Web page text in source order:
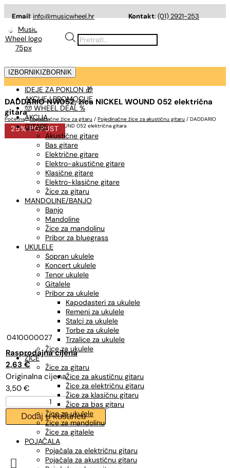
Email:info@musicwheel.hr Kontakt:(01) 2921-253
Products
search
IZBORNIK IZBORNIK
IDEJE ZA POKLON 🎁
AKCIJE I PROMOCIJE
🤠 WHEEL DEAL %
AKCIJA
GITARE
Akustične gitare
Bas gitare
Električne gitare
Elektro-akustične gitare
Klasične gitare
Elektro-klasične gitare
Žice za gitaru
MANDOLINE/BANJO
Banjo
Mandoline
Žice za mandolinu
Pribor za bluegrass
UKULELE
Sopran ukulele
Koncert ukulele
Tenor ukulele
Gitalele
Pribor za ukulele
Kapodasteri za ukulele
Remeni za ukulele
Stalci za ukulele
Torbe za ukulele
Trzalice za ukulele
Žice za ukulele
ŽICE
Žice za gitaru
Žice za akustičnu gitaru
Žice za električnu gitaru
Žice za klasičnu gitaru
Žice za bas gitaru
Žice za ukulele
Žice za mandolinu
Žice za gitalele
POJAČALA
Pojačala za električnu gitaru
Pojačala za akustičnu gitaru
DADDARIO NW052, žica NICKEL WOUND 052 električna
gitara
Početna/Pojedinačne žice za gitaru / Pojedinačne žice za akustičnu gitaru / DADDARIO
NW052, žica NICKEL WOUND 052 električna gitara
25% POPUST
0410000027
3,50 €
Izvorna
cijena
bila
je:
3,50 €.
2,63 €
Trenutna
cijena
je:
2,63 €.
DADDARIO
NW052,
NICKEL
WOUND
Dodaj u košaricu
